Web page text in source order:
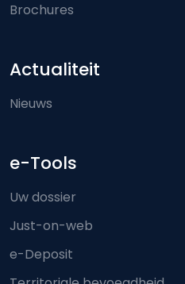
Brochures
Actualiteit
Nieuws
e-Tools
Uw dossier
Just-on-web
e-Deposit